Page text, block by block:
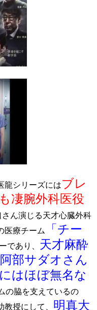
龍シリーズにはブレ
凄腕外科医役
さん演じる天才心臓外科
医療チーム
「チー
であり、 天才麻酔
部サダオさん
はほぼ無名な
の脇を支えているの
授にして、 明真大